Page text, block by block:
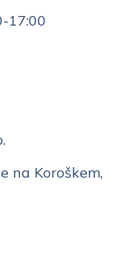
17:00
na Koroškem,